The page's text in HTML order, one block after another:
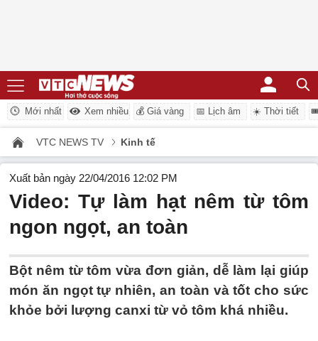
Mới nhất Xem nhiều 💰 Giá vàng 📅 Lịch âm ☀️ Thời tiết
VTC NEWS TV Kinh tế
Xuất bản ngày 22/04/2016 12:02 PM
Video: Tự làm hạt nêm từ tôm
ngon ngọt, an toàn
Bột nêm từ tôm vừa đơn giản, dễ làm lại giúp
món ăn ngọt tự nhiên, an toàn và tốt cho sức
khỏe bởi lượng canxi từ vỏ tôm khá nhiều.